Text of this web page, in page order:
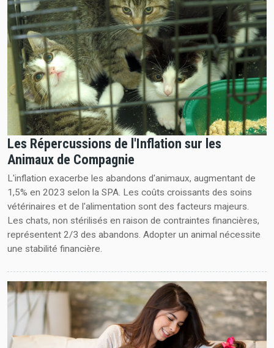
Les Répercussions de l'Inflation sur les
Animaux de Compagnie
L'inflation exacerbe les abandons d'animaux, augmentant de
1,5% en 2023 selon la SPA. Les coûts croissants des soins
vétérinaires et de l'alimentation sont des facteurs majeurs.
Les chats, non stérilisés en raison de contraintes financières,
représentent 2/3 des abandons. Adopter un animal nécessite
une stabilité financière.